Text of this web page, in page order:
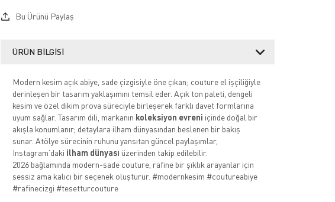
Bu Ürünü Paylaş
ÜRÜN BILGISI
Modern kesim açık abiye, sade çizgisiyle öne çıkan; couture el işçiliğiyle
derinleşen bir tasarım yaklaşımını temsil eder. Açık ton paleti, dengeli
kesim ve özel dikim prova süreciyle birleşerek farklı davet formlarına
uyum sağlar. Tasarım dili, markanın koleksiyon evreni içinde doğal bir
akışla konumlanır; detaylara ilham dünyasından beslenen bir bakış
sunar. Atölye sürecinin ruhunu yansıtan güncel paylaşımlar,
Instagram’daki ilham dünyası üzerinden takip edilebilir.
2026 bağlamında modern-sade couture, rafine bir şıklık arayanlar için
sessiz ama kalıcı bir seçenek oluşturur. #modernkesim #coutureabiye
#rafinecizgi #tesetturcouture